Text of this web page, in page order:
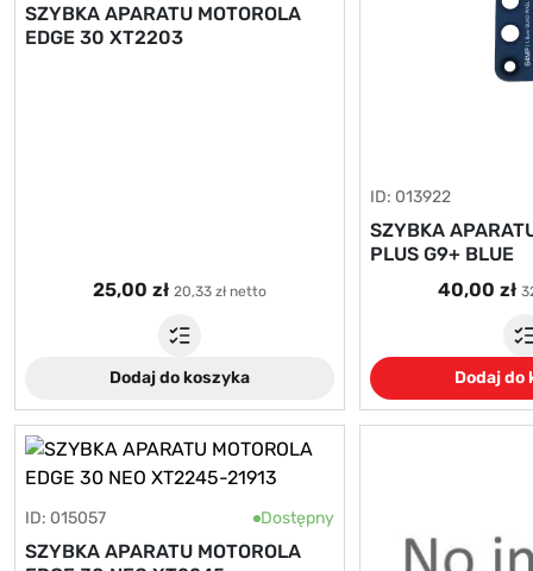
SZYBKA APARATU MOTOROLA
EDGE 30 XT2203
25,00 zł 20,33 zł netto
Dodaj do koszyka
ID: 013922
SZYBKA
PLUS G9+ BLUE
40,00 zł
Dodaj do
ID: 015057 Dostępny
SZYBKA APARATU MOTOROLA